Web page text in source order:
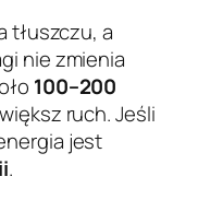
tłuszczu, a
nie zmienia
100–200
ruch. Jeśli
jest
.